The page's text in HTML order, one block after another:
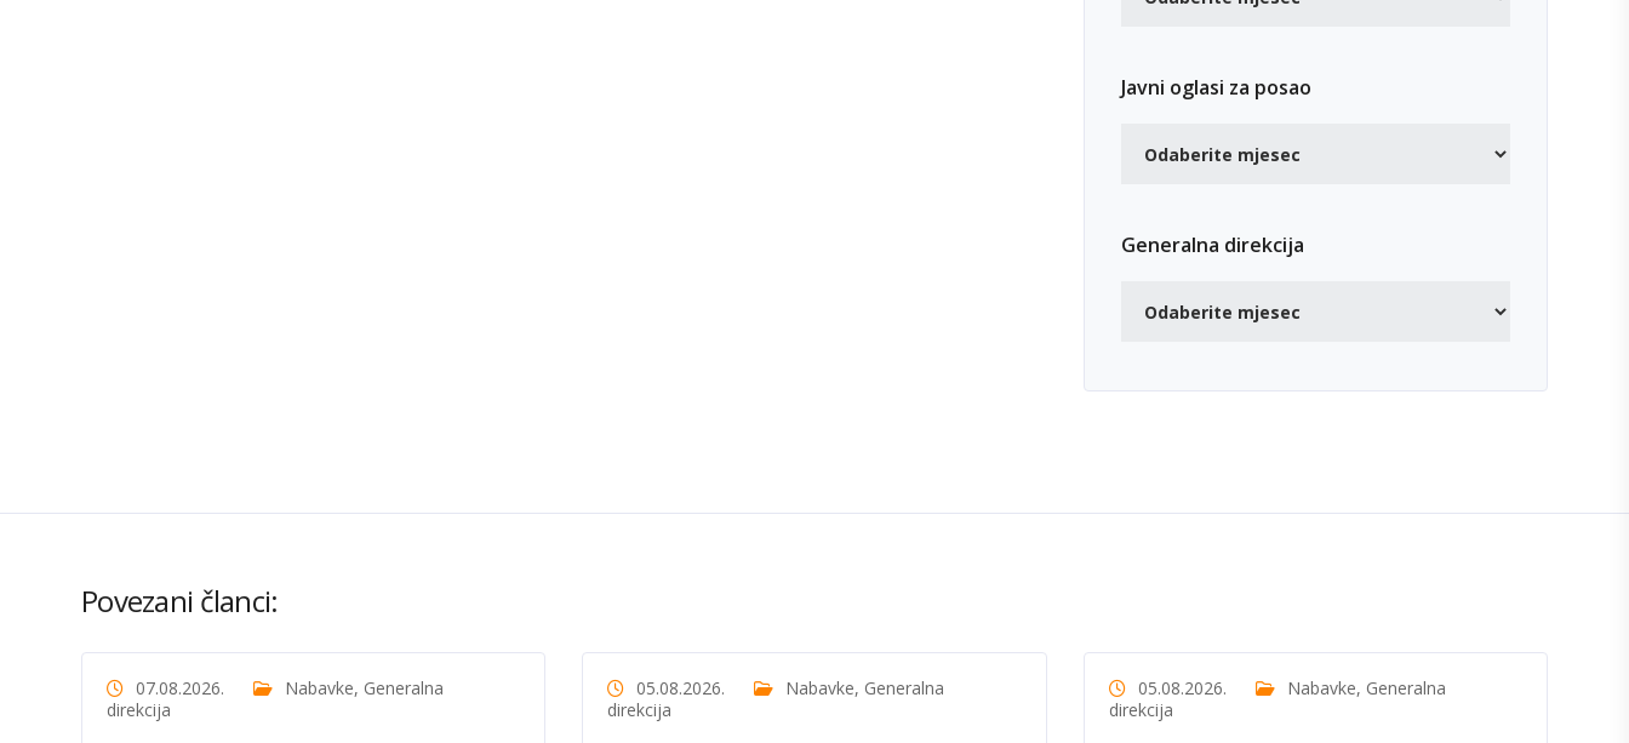
Javni oglasi za posao
Generalna direkcija
Povezani članci:
07.08.2026. Nabavke, Generalna
direkcija
05.08.2026. Nabavke, Generalna
direkcija
05.08.2026. Nabavke, Generalna
direkcija